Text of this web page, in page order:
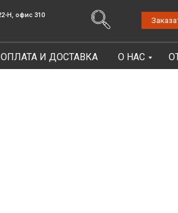
Заказать звонок
ОПЛАТА И ДОСТАВКА О НАС